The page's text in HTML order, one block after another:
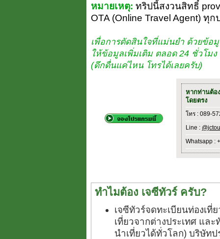
หมายเหตุ: ทริปนี้สงวนสิทธิ์
OTA (Online Travel Agent) ทุก
เพื่อการตัดสินใจที่แม่นยำ ด้วยข้อ
ให้ข้อมูลเพิ่มเติม ตลอด 24 ชั่วโม
(ดึกดื่นแค่ไหน โทรได้เลยครับ)
หากท่านต้อ
โดยตรง
โทร : 089-
Line :
Whatsapp :
ทำไมต้อง เจซีทัวร์ ครับ?
เจซีทัวร์จดทะเบียนท่องเที่
เที่ยวจากต่างประเทศ แล
นำเที่ยวได้ทั่วโลก) บริษัท